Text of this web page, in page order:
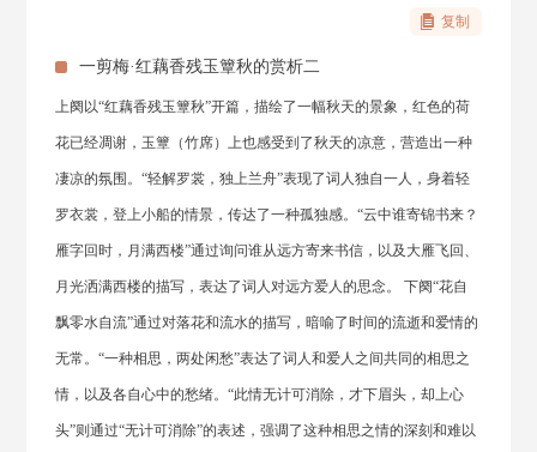
复制
一剪梅·红藕香残玉簟秋的赏析二
上阕以“红藕香残玉簟秋”开篇，描绘了一幅秋天的景象，红色的荷
花已经凋谢，玉簟（竹席）上也感受到了秋天的凉意，营造出一种
凄凉的氛围。“轻解罗裳，独上兰舟”表现了词人独自一人，身着轻
罗衣裳，登上小船的情景，传达了一种孤独感。“云中谁寄锦书来？
雁字回时，月满西楼”通过询问谁从远方寄来书信，以及大雁飞回、
月光洒满西楼的描写，表达了词人对远方爱人的思念。 下阕“花自
飘零水自流”通过对落花和流水的描写，暗喻了时间的流逝和爱情的
无常。“一种相思，两处闲愁”表达了词人和爱人之间共同的相思之
情，以及各自心中的愁绪。“此情无计可消除，才下眉头，却上心
头”则通过“无计可消除”的表述，强调了这种相思之情的深刻和难以